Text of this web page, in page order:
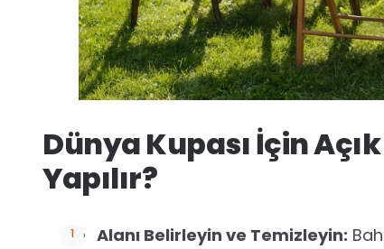
Dünya Kupası İçin
Yapılır?
Alanı Belirleyin ve Temizleyin: